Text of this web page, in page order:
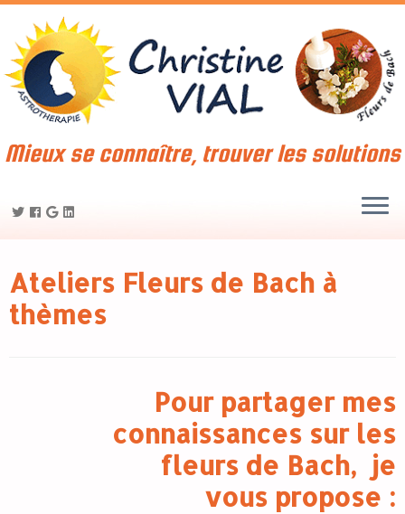
Mieux se connaître, trouver les solutions
Ateliers Fleurs de Bach à
thèmes
Pour partager mes
connaissances sur les
fleurs de Bach, je
vous propose :